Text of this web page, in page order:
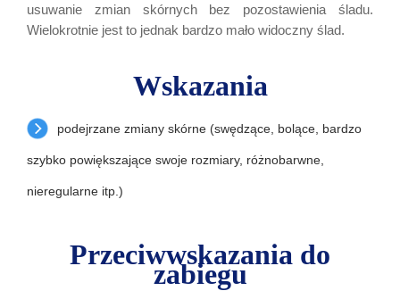
usuwanie zmian skórnych bez pozostawienia śladu.
Wielokrotnie jest to jednak bardzo mało widoczny ślad.
Wskazania
podejrzane zmiany skórne (swędzące, bolące, bardzo
szybko powiększające swoje rozmiary, różnobarwne,
nieregularne itp.)
Przeciwwskazania do
zabiegu